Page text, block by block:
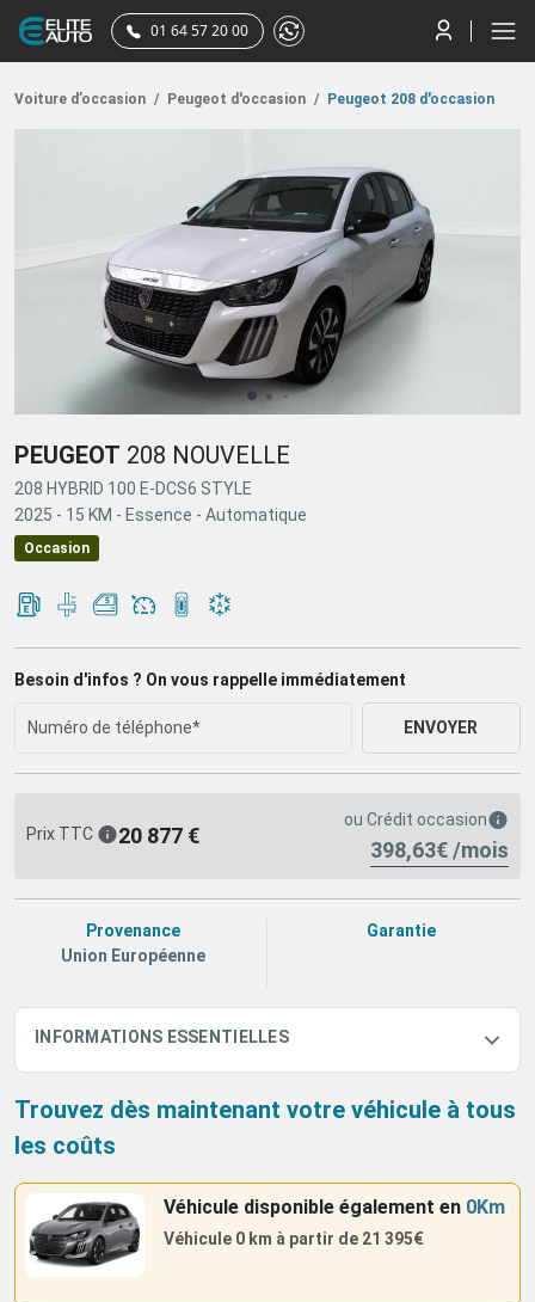
01 64 57 20 00
Voiture d’occasion / Peugeot d'occasion / Peugeot 208 d'occasion
PEUGEOT 208 NOUVELLE
208 HYBRID 100 E-DCS6 STYLE
2025 - 15 KM - Essence - Automatique
Occasion
Besoin d'infos ? On vous rappelle immédiatement
ENVOYER
Prix TTC 20 877 €
ou Crédit occasion
398,63€ /mois
Provenance
Union Européenne
Garantie
INFORMATIONS ESSENTIELLES
Trouvez dès maintenant votre véhicule à tous
les coûts
Véhicule disponible également en 0Km
Véhicule 0 km à partir de 21 395€